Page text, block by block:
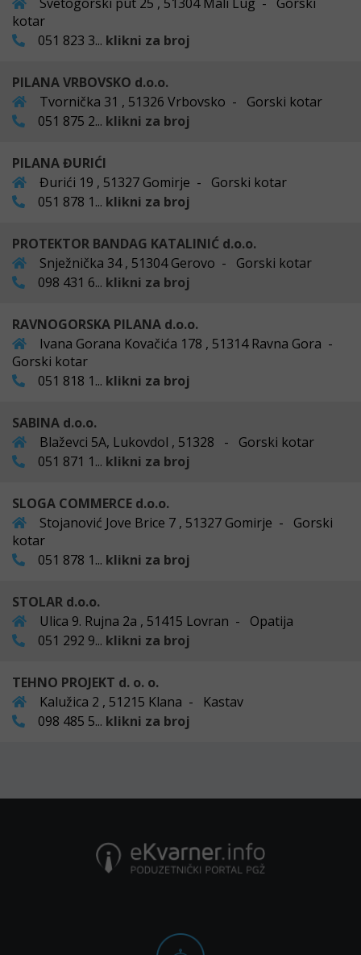
kotar
051 823 3... klikni za broj
PILANA VRBOVSKO d.o.o.
Tvornička 31 , 51326 Vrbovsko - Gorski kotar
051 875 2... klikni za broj
PILANA ĐURIĆI
Đurići 19 , 51327 Gomirje - Gorski kotar
051 878 1... klikni za broj
PROTEKTOR BANDAG KATALINIĆ d.o.o.
Snježnička 34 , 51304 Gerovo - Gorski kotar
098 431 6... klikni za broj
RAVNOGORSKA PILANA d.o.o.
Ivana Gorana Kovačića 178 , 51314 Ravna Gora -
Gorski kotar
051 818 1... klikni za broj
SABINA d.o.o.
Blaževci 5A, Lukovdol , 51328 - Gorski kotar
051 871 1... klikni za broj
SLOGA COMMERCE d.o.o.
Stojanović Jove Brice 7 , 51327 Gomirje - Gorski
kotar
051 878 1... klikni za broj
STOLAR d.o.o.
Ulica 9. Rujna 2a , 51415 Lovran - Opatija
051 292 9... klikni za broj
TEHNO PROJEKT d. o. o.
Kalužica 2 , 51215 Klana - Kastav
098 485 5... klikni za broj